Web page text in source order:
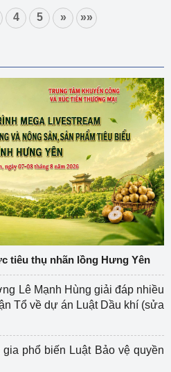
4 5 » »»
tiêu thụ nhãn lồng Hưng Yên
Lê Mạnh Hùng giải đáp nhiều
Tổ về dự án Luật Dầu khí (sửa
phổ biến Luật Bảo vệ quyền